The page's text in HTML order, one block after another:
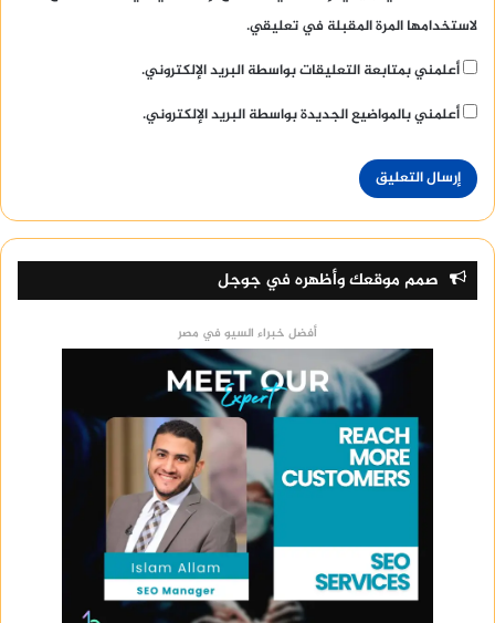
لاستخدامها المرة المقبلة في تعليقي.
أعلمني بمتابعة التعليقات بواسطة البريد الإلكتروني.
أعلمني بالمواضيع الجديدة بواسطة البريد الإلكتروني.
صمم موقعك وأظهره في جوجل
أفضل خبراء السيو في مصر